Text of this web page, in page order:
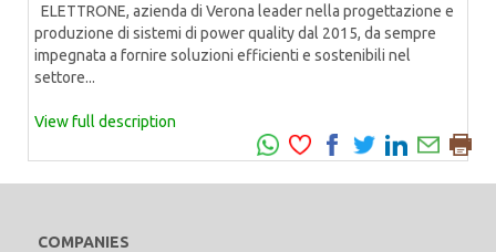
ELETTRONE, azienda di Verona leader nella progettazione e
produzione di sistemi di power quality dal 2015, da sempre
impegnata a fornire soluzioni efficienti e sostenibili nel
settore...
View full description
COMPANIES